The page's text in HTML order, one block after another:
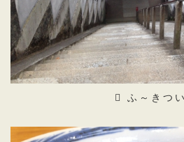
ふ～きつい